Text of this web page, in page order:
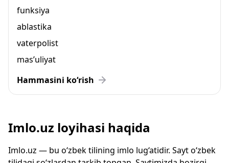
funksiya
ablastika
vaterpolist
mas’uliyat
Hammasini ko‘rish
Imlo.uz loyihasi haqida
Imlo.uz — bu o‘zbek tilining imlo lug‘atidir. Sayt o‘zbek